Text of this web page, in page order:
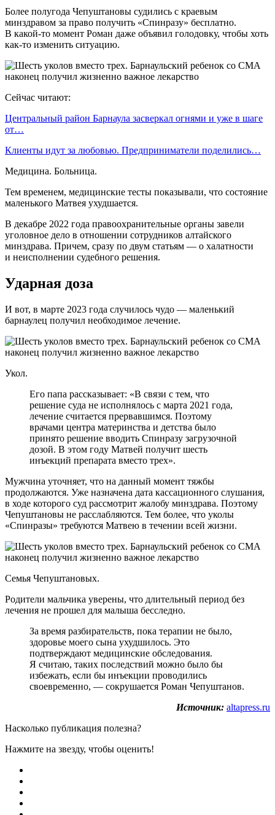
Более полугода Чепуштановы судились с краевым
минздравом за право получить «Спинразу» бесплатно.
В какой-то момент Роман даже объявил голодовку, чтобы хоть
как-то изменить ситуацию.
Сейчас читают:
Центральный район Барнаула засверкал огнями и уже в шаге
от…
Клиенты идут за любовью. Предприниматели поделились…
Медицина. Больница.
Тем временем, медицинские тесты показывали, что состояние
маленького Матвея ухудшается.
В декабре 2022 года правоохранительные органы завели
уголовное дело в отношении сотрудников алтайского
минздрава. Причем, сразу по двум статьям — о халатности
и неисполнении судебного решения.
Ударная доза
И вот, в марте 2023 года случилось чудо — маленький
барнаулец получил необходимое лечение.
Укол.
Его папа рассказывает: «В связи с тем, что
решение суда не исполнялось с марта 2021 года,
лечение считается прервавшимся. Поэтому
врачами центра материнства и детства было
принято решение вводить Спинразу загрузочной
дозой. В этом году Матвей получит шесть
инъекций препарата вместо трех».
Мужчина уточняет, что на данный момент тяжбы
продолжаются. Уже назначена дата кассационного слушания,
в ходе которого суд рассмотрит жалобу минздрава. Поэтому
Чепуштановы не расслабляются. Тем более, что уколы
«Спинразы» требуются Матвею в течении всей жизни.
Семья Чепуштановых.
Родители мальчика уверены, что длительный период без
лечения не прошел для малыша бесследно.
За время разбирательств, пока терапии не было,
здоровье моего сына ухудшилось. Это
подтверждают медицинские обследования.
Я считаю, таких последствий можно было бы
избежать, если бы инъекции проводились
своевременно, — сокрушается Роман Чепуштанов.
Источник: altapress.ru
Насколько публикация полезна?
Нажмите на звезду, чтобы оценить!